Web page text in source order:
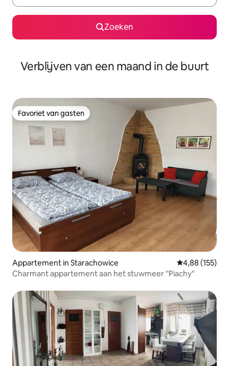
Zoeken
Verblijven van een maand in de buurt
Favoriet van gasten
Favoriet van gasten
Appartement in Starachowice Gemiddelde
4,88 (155)
Charmant appartement aan het stuwmeer ''Piachy''